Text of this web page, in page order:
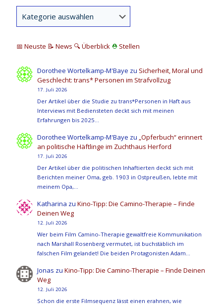
📅 Neuste 📝 News 🔍 Überblick ⛑ Stellen
Dorothee Wortelkamp-M'Baye zu Sicherheit, Moral und
Geschlecht: trans* Personen im Strafvollzug
17. Juli 2026
Der Artikel über die Studie zu trans*Personen in Haft aus
Interviews mit Bediensteten deckt sich mit meinen
Erfahrungen bis 2025…
Dorothee Wortelkamp-M'Baye zu „Opferbuch“ erinnert
an politische Häftlinge im Zuchthaus Herford
17. Juli 2026
Der Artikel über die politischen Inhaftierten deckt sich mit
Berichten meiner Oma, geb. 1903 in Ostpreußen, lebte mit
meinem Opa,…
Katharina zuKino-Tipp: Die Camino-Therapie – Finde
Deinen Weg
12. Juli 2026
Wer beim Film Camino-Therapie gewaltfreie Kommunikation
nach Marshall Rosenberg vermutet, ist buchstäblich im
falschen Film gelandet! Die beiden Protagonisten Adam…
Jonas zuKino-Tipp: Die Camino-Therapie – Finde Deinen
Weg
12. Juli 2026
Schon die erste Filmsequenz lässt einen erahnen, wie